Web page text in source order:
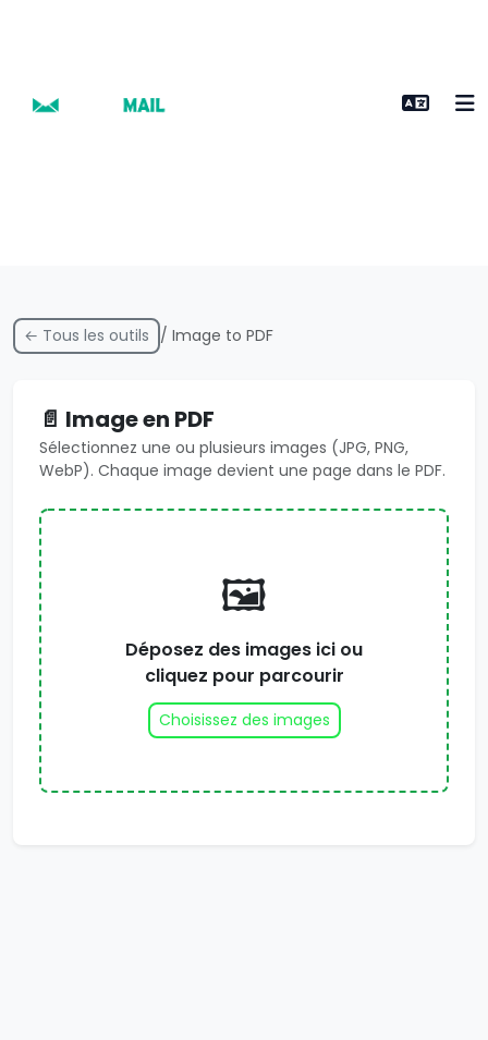
← Tous les outils / Image to PDF
📄 Image en PDF
Sélectionnez une ou plusieurs images (JPG, PNG,
WebP). Chaque image devient une page dans le PDF.
🖼️
Déposez des images ici ou
cliquez pour parcourir
Choisissez des images